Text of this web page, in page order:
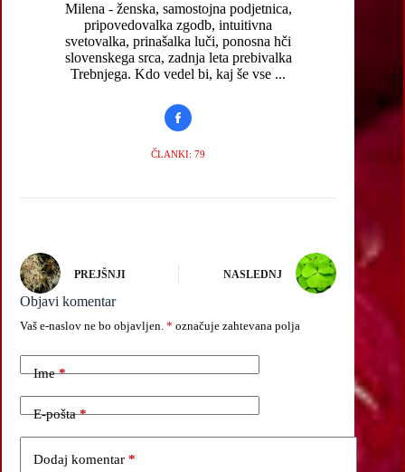
Milena - ženska, samostojna podjetnica,
pripovedovalka zgodb, intuitivna
svetovalka, prinašalka luči, ponosna hči
slovenskega srca, zadnja leta prebivalka
Trebnjega. Kdo vedel bi, kaj še vse ...
ČLANKI: 79
PREJŠNJI NASLEDNJ
Objavi komentar
Vaš e-naslov ne bo objavljen. * označuje zahtevana polja
Ime*
E-pošta*
Dodaj komentar *